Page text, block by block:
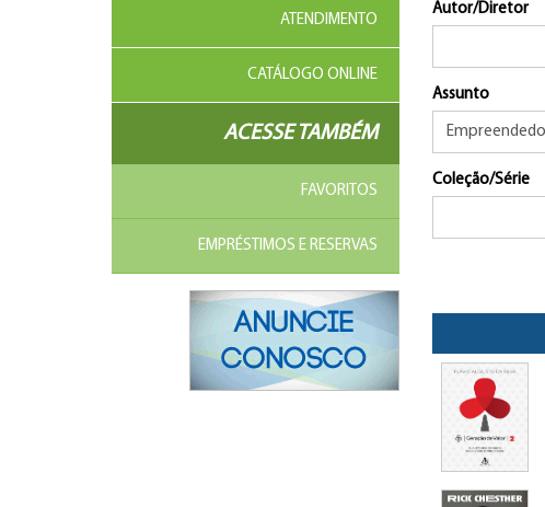
ATENDIMENTO
CATÁLOGO ONLINE
ACESSE TAMBÉM
FAVORITOS
EMPRÉSTIMOS E RESERVAS
Autor/Diretor
Assunto
Coleção/Série